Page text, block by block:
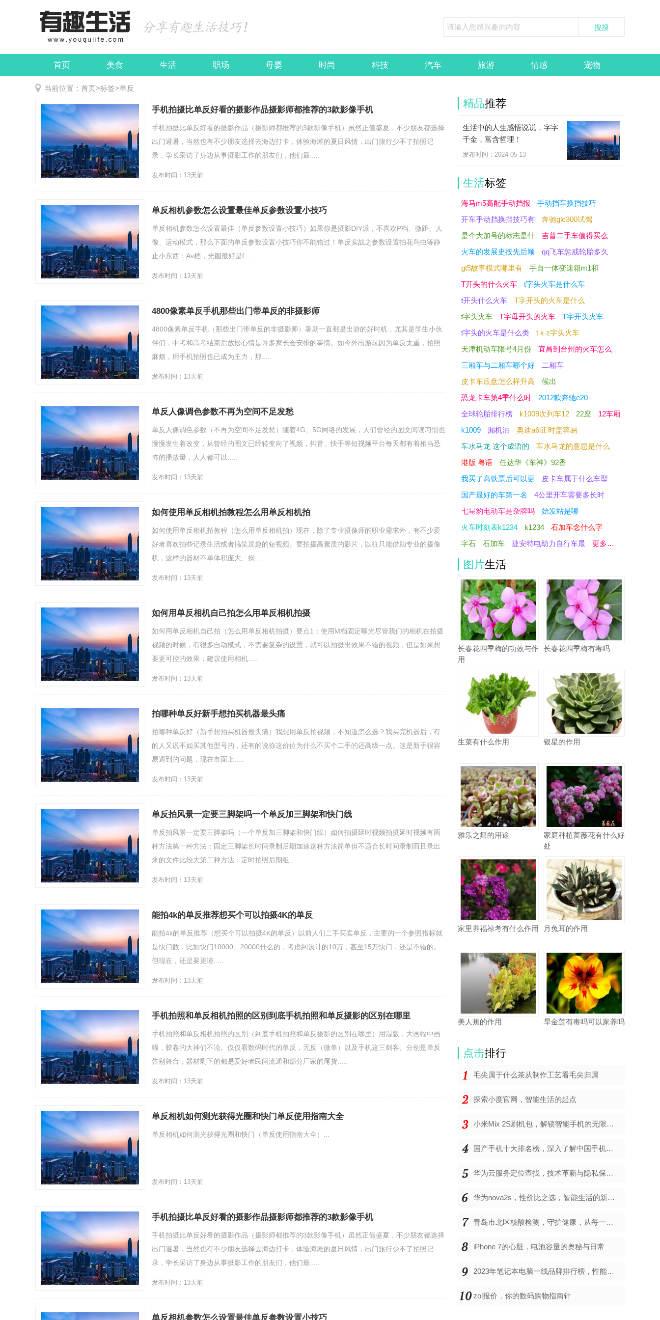
首页 美食 生活 职场 母婴 时尚 科技 汽车 旅游 情感 宠物
娱乐 民俗
当前位置： 首页>标签>单反
手机拍摄比单反好看的摄影作品摄影师都推荐的3款影像手机
手机拍摄比单反好看的摄影作品（摄影师都推荐的3款影像手机）虽然正值盛夏，不少朋友都选择
出门避暑，当然也有不少朋友选择去海边打卡，体验海滩的夏日风情，出门旅行少不了拍照记
录，学长采访了身边从事摄影工作的朋友们，他们最.....
发布时间：13天前
单反相机参数怎么设置最佳单反参数设置小技巧
单反相机参数怎么设置最佳（单反参数设置小技巧）如果你是摄影DIY派，不喜欢P档、微距、人
像、运动模式，那么下面的单反参数设置小技巧你不能错过！单反实战之参数设置拍花鸟虫等静
止小东西：Av档，光圈最好是f.....
发布时间：13天前
4800像素单反手机那些出门带单反的非摄影师
4800像素单反手机（那些出门带单反的非摄影师）暑期一直都是出游的好时机，尤其是学生小伙
伴们，中考和高考结束后放松心情是许多家长会安排的事情。如今外出游玩因为单反太重，拍照
麻烦，用手机拍照也已成为主力，那.....
发布时间：13天前
单反人像调色参数不再为空间不足发愁
单反人像调色参数（不再为空间不足发愁）随着4G、5G网络的发展，人们曾经的图文阅读习惯也
慢慢发生着改变，从曾经的图文已经转变向了视频，抖音、快手等短视频平台每天都有着相当恐
怖的播放量，人人都可以.....
发布时间：13天前
如何使用单反相机拍教程怎么用单反相机拍
如何使用单反相机拍教程（怎么用单反相机拍）现在，除了专业摄像师的职业需求外，有不少爱
好者喜欢拍些记录生活或者搞笑逗趣的短视频。要拍摄高素质的影片，以往只能借助专业的摄像
机，这样的器材不单体积庞大、操.....
发布时间：13天前
如何用单反相机自己拍怎么用单反相机拍摄
如何用单反相机自己拍（怎么用单反相机拍摄）要点1：使用M档固定曝光尽管我们的相机在拍摄
视频的时候，有很多自动模式，不需要复杂的设置，就可以拍摄出效果不错的视频，但是如果想
要更可控的效果，建议使用相机.....
发布时间：13天前
拍哪种单反好新手想拍买机器最头痛
拍哪种单反好（新手想拍买机器最头痛）我想用单反拍视频，不知道怎么选？我买完机器后，有
的人又说不如买其他型号的，还有的说你这价位为什么不买个二手的还高级一点。这是新手很容
易遇到的问题，现在市面上.....
发布时间：13天前
单反拍风景一定要三脚架吗一个单反加三脚架和快门线
单反拍风景一定要三脚架吗（一个单反加三脚架和快门线）如何拍摄延时视频拍摄延时视频有两
种方法第一种方法：固定三脚架长时间录制后期加速这种方法简单但不适合长时间录制而且录出
来的文件比较大第二种方法：定时拍照后期组.....
发布时间：13天前
能拍4k的单反推荐想买个可以拍摄4K的单反
能拍4k的单反推荐（想买个可以拍摄4K的单反）以前人们二手买卖单反，主要的一个参照指标就
是快门数，比如快门10000、20000什么的，考虑到设计的10万，甚至15万快门，还是不错的。
但现在，还是要更谨.....
发布时间：13天前
手机拍照和单反相机拍照的区别到底手机拍照和单反摄影的区别在哪里
手机拍照和单反相机拍照的区别（到底手机拍照和单反摄影的区别在哪里）用湿版，大画幅中画
幅，胶卷的大神们不论。仅仅看数码时代的单反，无反（微单）以及手机这三剑客。分别是单反
告别舞台，器材剩下的都是爱好者民间流通和部分厂家的尾货.....
发布时间：13天前
单反相机如何测光获得光圈和快门单反使用指南大全
单反相机如何测光获得光圈和快门（单反使用指南大全）...
发布时间：13天前
手机拍摄比单反好看的摄影作品摄影师都推荐的3款影像手机
手机拍摄比单反好看的摄影作品（摄影师都推荐的3款影像手机）虽然正值盛夏，不少朋友都选择
出门避暑，当然也有不少朋友选择去海边打卡，体验海滩的夏日风情，出门旅行少不了拍照记
录，学长采访了身边从事摄影工作的朋友们，他们最.....
发布时间：13天前
单反相机参数怎么设置最佳单反参数设置小技巧
精品推荐
生活中的人生感悟说说，字字
千金，富含哲理！
发布时间：2024-05-13
生活标签
海马m5高配手动挡报
手动挡车换挡技巧
开车手动挡换挡技巧有
奔驰glc300试驾
是个大加号的标志是什
吉普二手车值得买么
火车的发展史按先后顺
qq飞车惩戒轮胎多久
gt5故事模式哪里有
手自一体变速箱m1和
T开头的什么火车
t字头火车是什么车
t开头什么火车
T字开头的火车是什么
t字头火车
T字母开头的火车
T字开头火车
t字头的火车是什么类
t k z字头火车
天津机动车限号4月份
宜昌到台州的火车怎么
三厢车与二厢车哪个好
二厢车
皮卡车底盘怎么样升高
候出
恐龙卡车第4季什么时
2012款奔驰e20
全球轮胎排行榜
k1009次列车12 22座
12车厢
k1009
漏机油
奥迪a6l正时盖容易
车水马龙 这个成语的
车水马龙的意思是什么
港版 粤语
任达华《车神》92香
我买了高铁票后可以更
皮卡车属于什么车型
国产最好的车第一名
4公里开车需要多长时
七星豹电动车是杂牌吗
始发站是哪
火车时刻表k1234
k1234
石加车念什么字
字石
石加车 捷安特电助力自行车最 更多…
图片生活
长春花四季梅的功效与作
用
长春花四季梅有毒吗
生菜有什么作用 银星的作用
雅乐之舞的用途
家庭种植蔷薇花有什么好
处
家里养福禄考有什么作用 月兔耳的作用
美人蕉的作用 旱金莲有毒吗可以家养吗
点击排行
毛尖属于什么茶从制作工艺看毛尖归属
探索小度官网，智能生活的起点
小米Mix 2S刷机包，解锁智能手机的无限可能
国产手机十大排名榜，深入了解中国手机市场的佼佼者
华为云服务定位查找，技术革新与隐私保护的双重奏
华为nova2s，性价比之选，智能生活的新伙伴
青岛市北区核酸检测，守护健康，从每一次检测开始
iPhone 7的心脏，电池容量的奥秘与日常
2023年笔记本电脑一线品牌排行榜，性能、创新与用户满意度的综合考量
zol报价，你的数码购物指南针